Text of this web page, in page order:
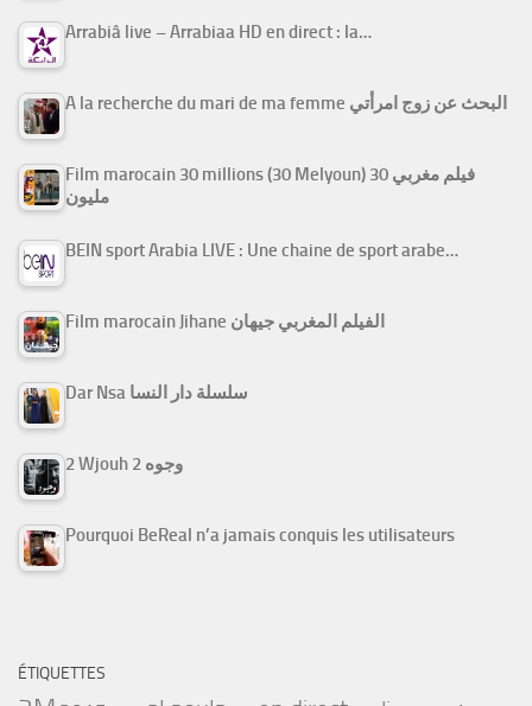
Arrabiâ live – Arrabiaa HD en direct : la…
A la recherche du mari de ma femme البحث عن زوج امرأتي
Film marocain 30 millions (30 Melyoun) فيلم مغربي 30
مليون
BEIN sport Arabia LIVE : Une chaine de sport arabe…
Film marocain Jihane الفيلم المغربي جيهان
Dar Nsa سلسلة دار النسا
2 Wjouh 2 وجوه
Pourquoi BeReal n’a jamais conquis les utilisateurs
ÉTIQUETTES